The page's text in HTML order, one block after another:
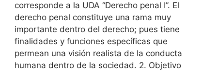
corresponde a la UDA “Derecho penal I”. El
derecho penal constituye una rama muy
importante dentro del derecho; pues tiene
finalidades y funciones específicas que
permean una visión realista de la conducta
humana dentro de la sociedad. 2. Objetivo